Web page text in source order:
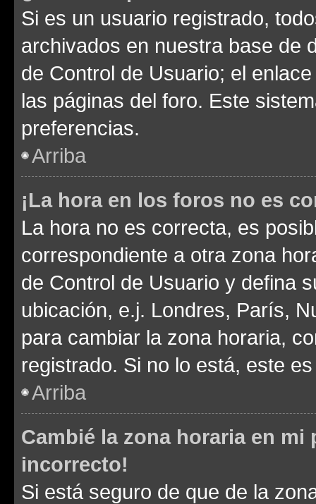
Si es un usuario registrado,
archivados en nuestra base de
de Control de Usuario; el
las páginas del foro. Este
preferencias.
Arriba
¡La hora en los foros no es
La hora no es correcta, es
correspondiente a otra zona
de Control de Usuario y defina
ubicación, e.j. Londres, París,
para cambiar la zona horaria,
registrado. Si no lo está, este
Arriba
Cambié la zona horaria en
incorrecto!
Si está seguro de que de la